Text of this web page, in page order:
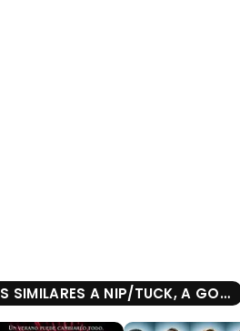
A NIP/TUCK, A GOLPE DE BISTURÍ